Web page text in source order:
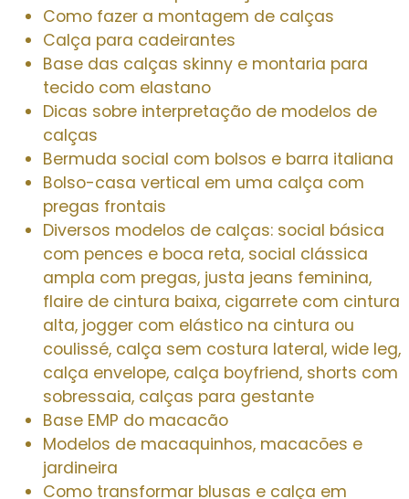
Como fazer a montagem de calças
Calça para cadeirantes
Base das calças skinny e montaria para
tecido com elastano
Dicas sobre interpretação de modelos de
calças
Bermuda social com bolsos e barra italiana
Bolso-casa vertical em uma calça com
pregas frontais
Diversos modelos de calças: social básica
com pences e boca reta, social clássica
ampla com pregas, justa jeans feminina,
flaire de cintura baixa, cigarrete com cintura
alta, jogger com elástico na cintura ou
coulissé, calça sem costura lateral, wide leg,
calça envelope, calça boyfriend, shorts com
sobressaia, calças para gestante
Base EMP do macacão
Modelos de macaquinhos, macacões e
jardineira
Como transformar blusas e calça em